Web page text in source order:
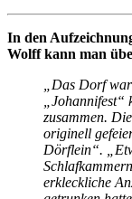
In den
Wolff kann man
„Das Dorf
zusammen.
originell
Dörflein“.
erkleckliche